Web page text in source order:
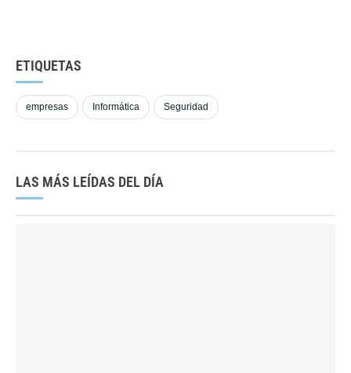
ETIQUETAS
empresas Informática Seguridad
LAS MÁS LEÍDAS DEL DÍA